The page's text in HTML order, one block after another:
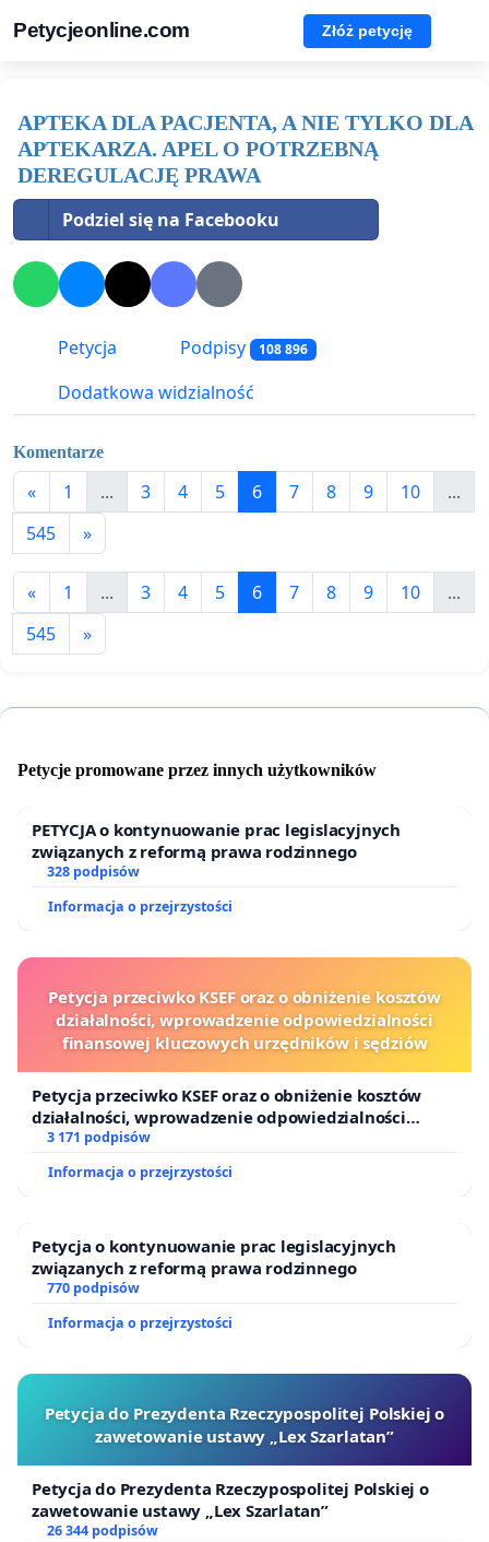
Petycjeonline.com Złóż petycję
APTEKA DLA PACJENTA, A NIE TYLKO DLA
APTEKARZA. APEL O POTRZEBNĄ
DEREGULACJĘ PRAWA
Podziel się na Facebooku
Petycja Podpisy 108 896
Dodatkowa widzialność
Komentarze
« 1 ... 3 4 5 6 7 8 9 10
...
545
»
« 1 ... 3 4 5 6 7 8 9 10
...
545
»
Petycje promowane przez innych użytkowników
PETYCJA o kontynuowanie prac legislacyjnych
związanych z reformą prawa rodzinnego
328 podpisów
Informacja o przejrzystości
Petycja przeciwko KSEF oraz o obniżenie kosztów
działalności, wprowadzenie odpowiedzialności
finansowej kluczowych urzędników i sędziów
Petycja przeciwko KSEF oraz o obniżenie kosztów
działalności, wprowadzenie odpowiedzialności
finansowej kluczowych urzędników i sędziów
3 171 podpisów
Informacja o przejrzystości
Petycja o kontynuowanie prac legislacyjnych
związanych z reformą prawa rodzinnego
770 podpisów
Informacja o przejrzystości
Petycja do Prezydenta Rzeczypospolitej Polskiej o
zawetowanie ustawy „Lex Szarlatan”
Petycja do Prezydenta Rzeczypospolitej Polskiej o
zawetowanie ustawy „Lex Szarlatan”
26 344 podpisów